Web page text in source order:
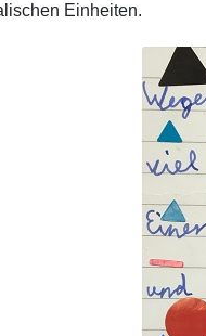
Einheiten.